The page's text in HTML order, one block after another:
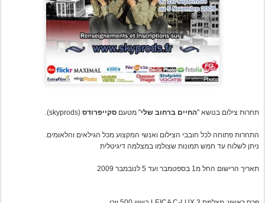
תחרות צילום בנושא "החיים ברחוב שלי" מטעם סקייפרודס (skyprods).
התחרות פתוחה לכל חובבי הצילום ואנשי המקצוע מכל הגילאים והלאומים.
ניתן לשלוח עד חמש תמונות שצולמו במצלמה דיגיטלית
תאריך הרישום החל מ1 בספטמבר ועד 5 לנובמבר 2009